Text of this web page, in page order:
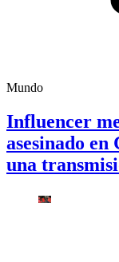
Mundo
Influencer
asesinado
una